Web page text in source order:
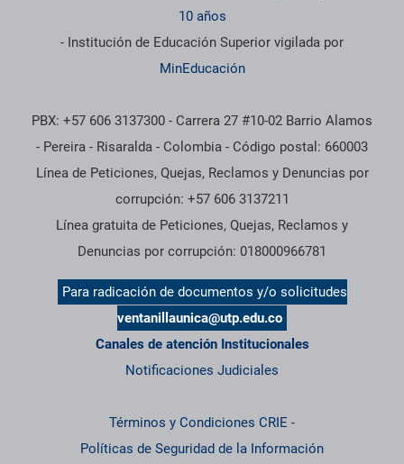
10 años
- Institución de Educación Superior vigilada por
MinEducación
PBX: +57 606 3137300 - Carrera 27 #10-02 Barrio Alamos
- Pereira - Risaralda - Colombia - Código postal: 660003
Línea de Peticiones, Quejas, Reclamos y Denuncias por
corrupción: +57 606 3137211
Línea gratuita de Peticiones, Quejas, Reclamos y
Denuncias por corrupción: 018000966781
Para radicación de documentos y/o solicitudes
ventanillaunica@utp.edu.co
Canales de atención Institucionales
Notificaciones Judiciales
Términos y Condiciones CRIE -
Políticas de Seguridad de la Información